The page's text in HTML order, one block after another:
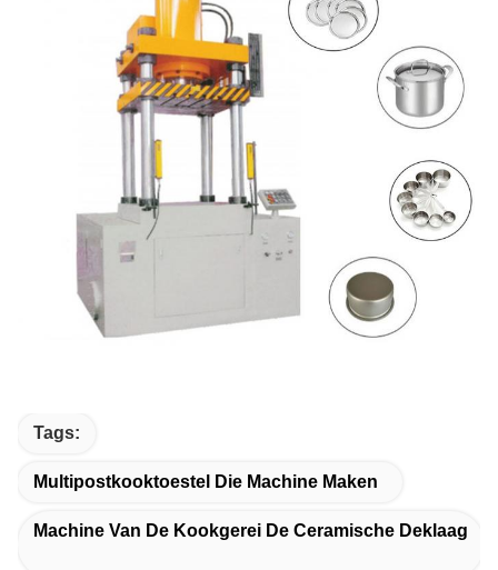
Tags:
Multipostkooktoestel Die Machine Maken
Machine Van De Kookgerei De Ceramische Deklaag